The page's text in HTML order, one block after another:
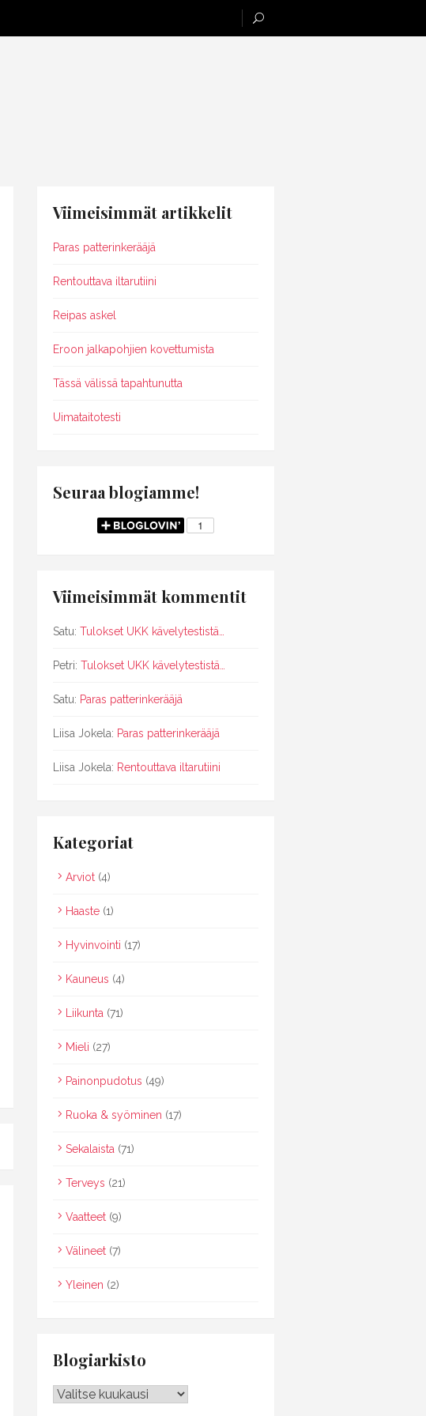
Viimeisimmät artikkelit
Paras patterinkerääjä
Rentouttava iltarutiini
Reipas askel
Eroon jalkapohjien kovettumista
Tässä välissä tapahtunutta
Uimataitotesti
Seuraa blogiamme!
Viimeisimmät kommentit
Satu: Tulokset UKK kävelytestistä…
Petri: Tulokset UKK kävelytestistä…
Satu: Paras patterinkerääjä
Liisa Jokela: Paras patterinkerääjä
Liisa Jokela: Rentouttava iltarutiini
Kategoriat
Arviot (4)
Haaste (1)
Hyvinvointi (17)
Kauneus (4)
Liikunta (71)
Mieli (27)
Painonpudotus (49)
Ruoka & syöminen (17)
Sekalaista (71)
Terveys (21)
Vaatteet (9)
Välineet (7)
Yleinen (2)
Blogiarkisto
Blogiarkisto